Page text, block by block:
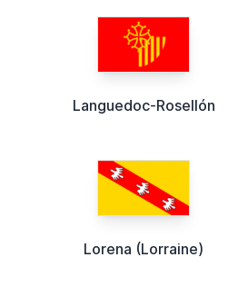
Languedoc-Rosellón
Lorena (Lorraine)